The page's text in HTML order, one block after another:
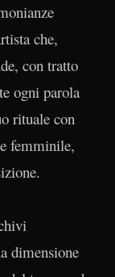
che,
con tratto
ogni parola
rituale con
femminile,
dimensione